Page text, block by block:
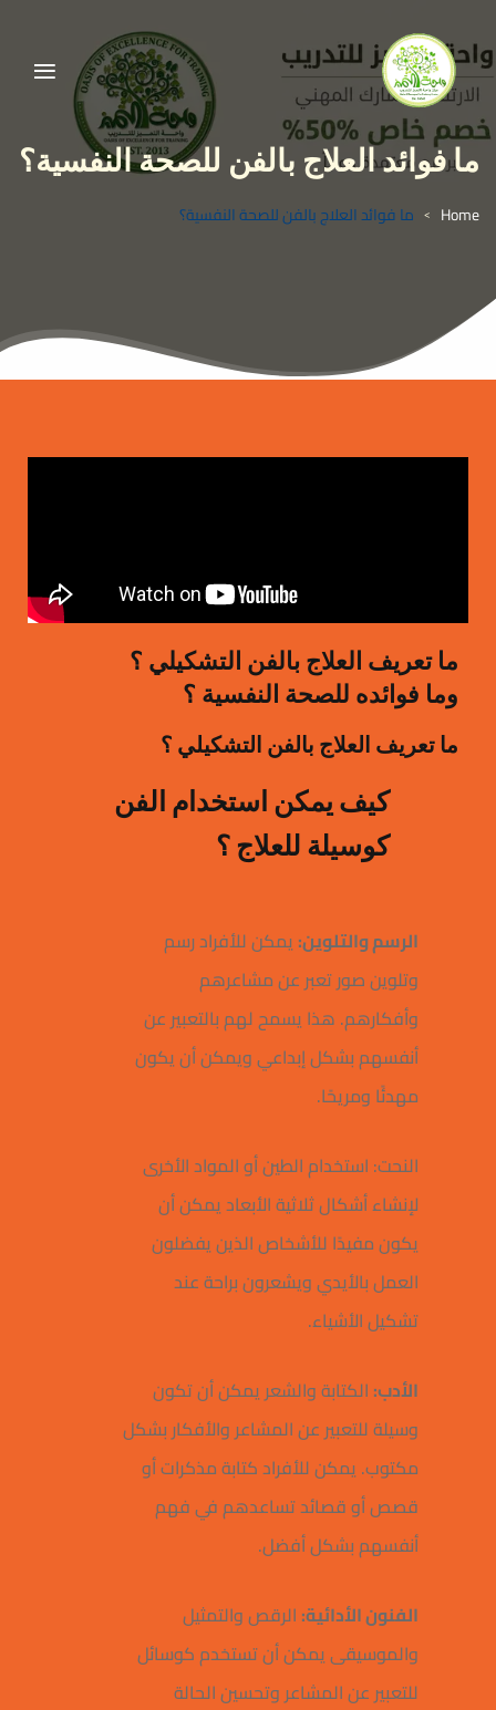
ما فوائد العلاج بالفن للصحة النفسية؟
Home
> ما فوائد العلاج بالفن للصحة النفسية؟
ما تعريف العلاج بالفن التشكيلي ؟
وما فوائده للصحة النفسية ؟
ما تعريف العلاج بالفن التشكيلي ؟
كيف يمكن استخدام الفن
كوسيلة للعلاج ؟
الرسم والتلوين:يمكن للأفراد رسم
وتلوين صور تعبر عن مشاعرهم
وأفكارهم. هذا يسمح لهم بالتعبير عن
أنفسهم بشكل إبداعي ويمكن أن يكون
مهدئًا ومريحًا.
النحت: استخدام الطين أو المواد الأخرى
لإنشاء أشكال ثلاثية الأبعاد يمكن أن
يكون مفيدًا للأشخاص الذين يفضلون
العمل بالأيدي ويشعرون براحة عند
تشكيل الأشياء.
الأدب:الكتابة والشعر يمكن أن تكون
وسيلة للتعبير عن المشاعر والأفكار بشكل
مكتوب. يمكن للأفراد كتابة مذكرات أو
قصص أو قصائد تساعدهم في فهم
أنفسهم بشكل أفضل.
الفنون الأدائية:الرقص والتمثيل
والموسيقى يمكن أن تستخدم كوسائل
للتعبير عن المشاعر وتحسين الحالة